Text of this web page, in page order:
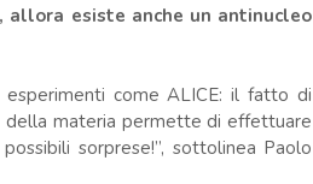
allora esiste anche un antinucleo
come ALICE: il fatto di
della materia permette di effettuare
sorprese!”, sottolinea Paolo